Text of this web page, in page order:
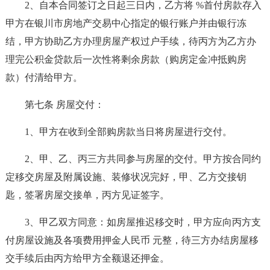
2、自本合同签订之日起三日内，乙方将 %首付房款存入
甲方在银川市房地产交易中心指定的银行账户并由银行冻
结，甲方协助乙方办理房屋产权过户手续，待丙方为乙方办
理完公积金贷款后一次性将剩余房款（购房定金冲抵购房
款）付清给甲方。
第七条 房屋交付：
1、甲方在收到全部购房款当日将房屋进行交付。
2、甲、乙、丙三方共同参与房屋的交付。甲方按合同约
定移交房屋及附属设施、装修状况完好，甲、乙方交接钥
匙，签署房屋交接单，丙方见证签字。
3、甲乙双方同意：如房屋推迟移交时，甲方应向丙方支
付房屋设施及各项费用押金人民币 元整，待三方办结房屋移
交手续后由丙方给甲方全额退还押金。